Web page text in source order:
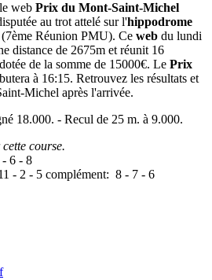
web Prix du Mont-Saint-Michel
au trot attelé sur l'hippodrome
(7ème Réunion PMU). Ce web du lundi
distance de 2675m et réunit 16
de la somme de 15000€. Le Prix
à 16:15. Retrouvez les résultats et
Michel après l'arrivée.
18.000. - Recul de 25 m. à 9.000.
course.
- 6 - 8
- 2 - 5 complément: 8 - 7 - 6